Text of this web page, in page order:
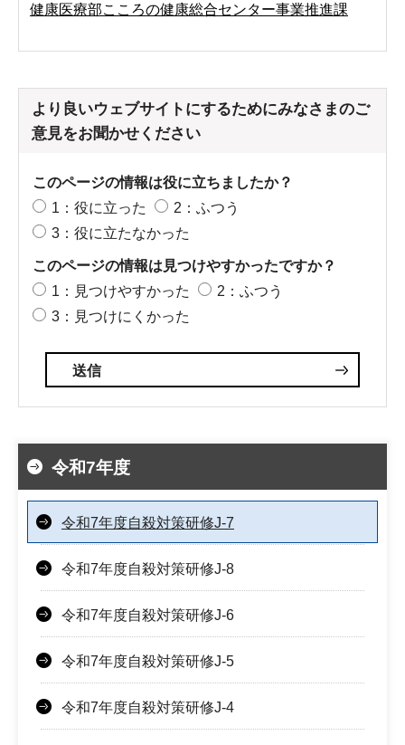
健康医療部こころの健康総合センター事業推進課
より良いウェブサイトにするためにみなさまのご
意見をお聞かせください
このページの情報は役に立ちましたか？
1：役に立った
2：ふつう
3：役に立たなかった
このページの情報は見つけやすかったですか？
1：見つけやすかった
2：ふつう
3：見つけにくかった
令和7年度
令和7年度自殺対策研修J-7
令和7年度自殺対策研修J-8
令和7年度自殺対策研修J-6
令和7年度自殺対策研修J-5
令和7年度自殺対策研修J-4